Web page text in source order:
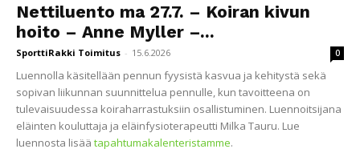
Nettiluento ma 27.7. – Koiran kivun
hoito – Anne Myller –...
SporttiRakki Toimitus - 15.6.2026 0
Luennolla käsitellään pennun fyysistä kasvua ja kehitystä sekä
sopivan liikunnan suunnittelua pennulle, kun tavoitteena on
tulevaisuudessa koiraharrastuksiin osallistuminen. Luennoitsijana
eläinten kouluttaja ja eläinfysioterapeutti Milka Tauru. Lue
luennosta lisää tapahtumakalenteristamme.